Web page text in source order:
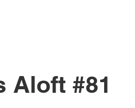
Aloft #81